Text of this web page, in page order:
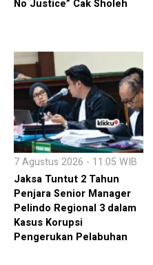
No Justice” Cak Sholeh
7 Agustus 2026 - 11:05 WIB
Jaksa Tuntut 2 Tahun
Penjara Senior Manager
Pelindo Regional 3 dalam
Kasus Korupsi
Pengerukan Pelabuhan